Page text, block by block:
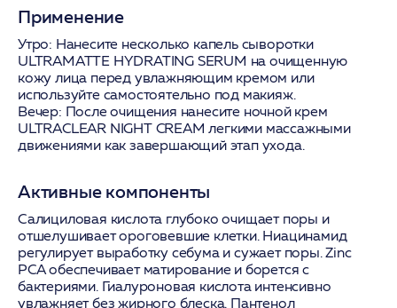
Применение
Утро: Нанесите несколько капель сыворотки
ULTRAMATTE HYDRATING SERUM на очищенную
кожу лица перед увлажняющим кремом или
используйте самостоятельно под макияж.
Вечер: После очищения нанесите ночной крем
ULTRACLEAR NIGHT CREAM легкими массажными
движениями как завершающий этап ухода.
Активные компоненты
Салициловая кислота глубоко очищает поры и
отшелушивает ороговевшие клетки. Ниацинамид
регулирует выработку себума и сужает поры.Zinc
PCAобеспечивает матирование и борется с
бактериями. Гиалуроновая кислотаинтенсивно
увлажняет без жирного блеска. Пантенол